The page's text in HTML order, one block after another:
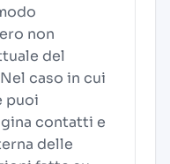
non
del
caso in cui
puoi
contatti e
delle